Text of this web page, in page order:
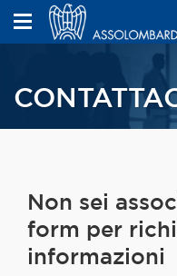
Non sei
form per
informazioni